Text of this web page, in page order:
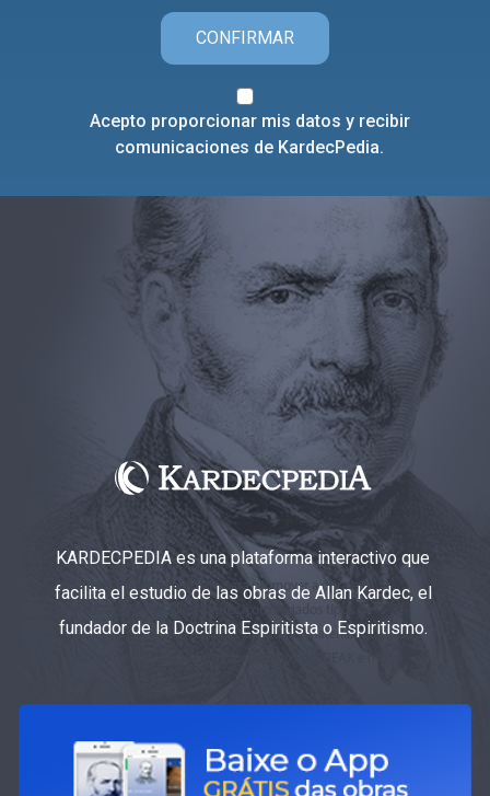
CONFIRMAR
Acepto proporcionar mis datos y recibir
comunicaciones de KardecPedia.
KARDECPEDIA es una plataforma interactivo que
facilita el estudio de las obras de Allan Kardec, el
fundador de la Doctrina Espiritista o Espiritismo.